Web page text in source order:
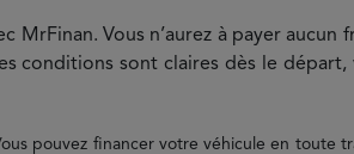
MrFinan. Vous n’aurez à payer
conditions sont claires dès le départ,
pouvez financer votre véhicule en toute